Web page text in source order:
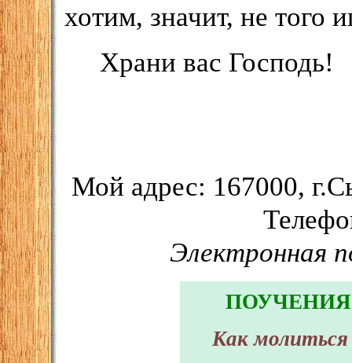
хотим, значит, не того
Храни вас Господь!
Мой адрес: 167000,
Электронная
Как